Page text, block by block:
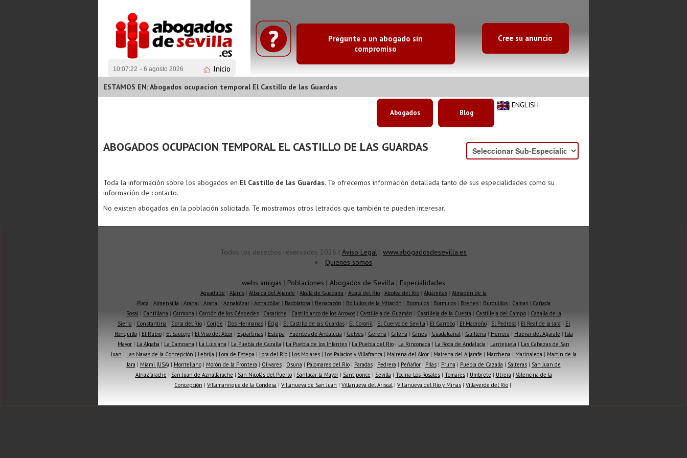
10:07:22 - 6 agosto 2026 Inicio
Pregunte a un abogado sin
compromiso
Cree su anuncio
ESTAMOS EN: Abogados ocupacion temporal El Castillo de las Guardas
ENGLISH
Abogados Blog
ABOGADOS OCUPACION TEMPORAL EL CASTILLO DE LAS GUARDAS
Toda la información sobre los abogados en El Castillo de las Guardas. Te ofrecemos información detallada tanto de sus especialidades como su
información de contacto.
No existen abogados en la población solicitada. Te mostramos otros letrados que también te pueden interesar.
Todos los derechos reservados 2026 | Aviso Legal | www.abogadosdesevilla.es
Quienes somos
webs amigas | Poblaciones | Abogados de Sevilla | Especialidades
Aguadulce | Alanis | Albaida del Aljarafe | Alcalá de Guadaíra | Alcalá del Río | Alcolea del Río | Algámitas | Almadén de la
Plata | Almensilla | Arahal| Arahal| Aznalcázar| Aznalcóllar| Badolatosa | Benacazón | Bollullos de la Mitación | Bormujos| Bormujos| Brenes| Burguillos| Camas| Cañada
Rosal| Cantillana | Carmona | Carrión de los Céspedes| Casariche | Castilblanco de los Arroyos| Castilleja de Guzmán | Castilleja de la Cuesta | Castilleja del Campo| Cazalla de la
Sierra | Constantina | Coria del Río| Coripe | Dos Hermanas| Écija | El Castillo de las Guardas| El Coronil| El Cuervo de Sevilla | El Garrobo| El Madroño| El Pedroso| El Real de la Jara | El
Ronquillo| El Rubio| El Saucejo| El Viso del Alcor| Espartinas| Estepa | Fuentes de Andalucía | Gelves| Gerena | Gilena | Gines| Guadalcanal| Guillena | Herrera | Huévar del Aljarafe | Isla
Mayor | La Algaba | La Campana | La Luisiana | La Puebla de Cazalla | La Puebla de los Infantes | La Puebla del Río | La Rinconada | La Roda de Andalucía | Lantejuela | Las Cabezas de San
Juan | Las Navas de la Concepción | Lebrija | Lora de Estepa | Lora del Río| Los Molares| Los Palacios y Villafranca | Mairena del Alcor| Mairena del Aljarafe | Marchena | Marinaleda | Martin de la
Jara | Miami (USA) | Montellano| Morón de la Frontera | Olivares| Osuna | Palomares del Río| Paradas| Pedrera | Peñaflor| Pilas| Pruna | Puebla de Cazalla | Salteras| San Juan de
Alnazfarache | San Juan de Aznalfarache | San Nicolás del Puerto| Sanlúcar la Mayor| Santiponce | Sevilla | Tocina-Los Rosales| Tomares| Umbrete | Utrera | Valencina de la
Concepción | Villamanrique de la Condesa | Villanueva de San Juan | Villanueva del Ariscal| Villanueva del Río y Minas | Villaverde del Río |